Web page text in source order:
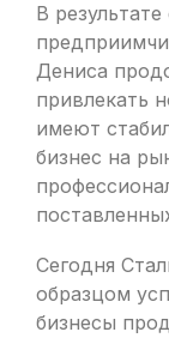
В
Дениса
привлекать
имеют
бизнес на
Сегодня
образцом
бизнесы